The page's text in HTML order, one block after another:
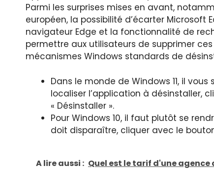
Parmi les surprises mises en avant,
européen, la possibilité d’écarter Microsoft
navigateur Edge et la fonctionnalité de
permettre aux utilisateurs de supprimer
mécanismes Windows standards de
Dans le monde de Windows 11, il
localiser l’application à désinstaller,
« Désinstaller ».
Pour Windows 10, il faut plutôt se
doit disparaître, cliquer avec le
A lire aussi : Quel est le tarif d'une